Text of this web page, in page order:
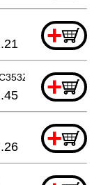
+
+
+